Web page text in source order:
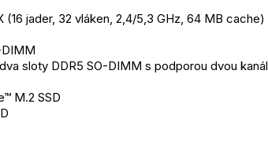
(16 jader, 32 vláken, 2,4/5,3 GHz, 64 MB cache)
dva sloty DDR5 SO-DIMM s podporou dvou
M.2 SSD